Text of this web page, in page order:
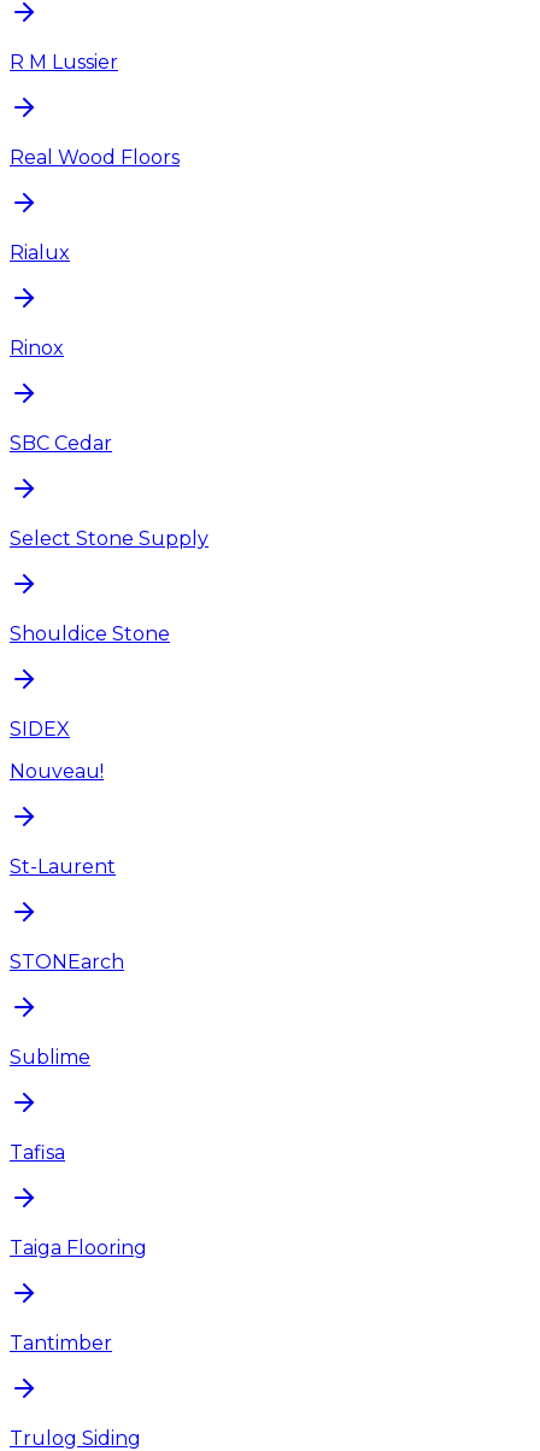
R M Lussier
Real Wood Floors
Rialux
Rinox
SBC Cedar
Select Stone Supply
Shouldice Stone
SIDEX
Nouveau!
St-Laurent
STONEarch
Sublime
Tafisa
Taiga Flooring
Tantimber
Trulog Siding